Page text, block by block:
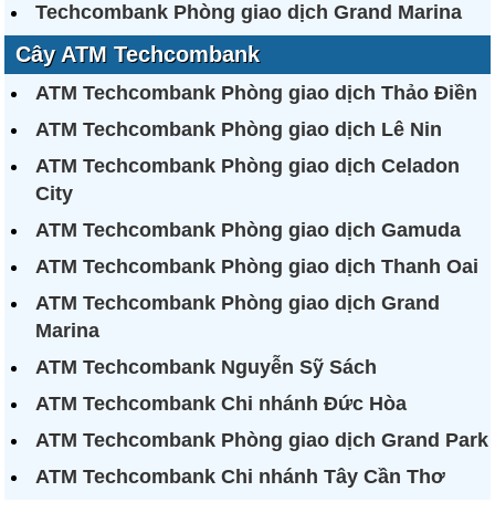
Techcombank Phòng giao dịch Grand Marina
Cây ATM Techcombank
ATM Techcombank Phòng giao dịch Thảo Điền
ATM Techcombank Phòng giao dịch Lê Nin
ATM Techcombank Phòng giao dịch Celadon
City
ATM Techcombank Phòng giao dịch Gamuda
ATM Techcombank Phòng giao dịch Thanh Oai
ATM Techcombank Phòng giao dịch Grand
Marina
ATM Techcombank Nguyễn Sỹ Sách
ATM Techcombank Chi nhánh Đức Hòa
ATM Techcombank Phòng giao dịch Grand Park
ATM Techcombank Chi nhánh Tây Cần Thơ